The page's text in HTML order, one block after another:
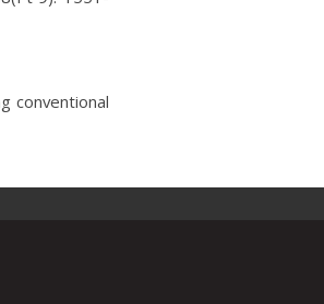
conventional